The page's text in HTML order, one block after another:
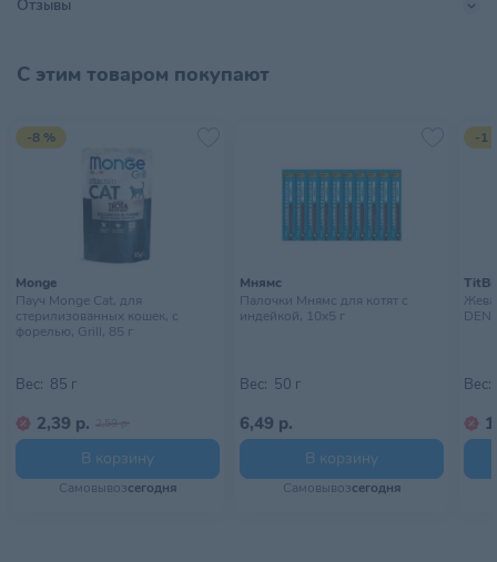
Страна происхождения ИТАЛИЯ
Тип питомца
Тип упаковки
Хранить в сухом прохладном
месте, недоступном для детей
Содержит юкку Шидигера для снижения запаха фекалий.
Отзывы
С этим товаром покупают
-8 %
Monge
Пауч Monge Cat, для
стерилизованных кошек, с
форелью, Grill, 85 г
Вес: 85 г
2,39 р. 2,59 р.
В корзину
Самовывозсегодня
Мнямс
Палочки Мнямс для котят с
индейкой, 10х5 г
Вес: 50 г
6,49 р.
В корзину
Самовывозсегодня
-1
Вес: